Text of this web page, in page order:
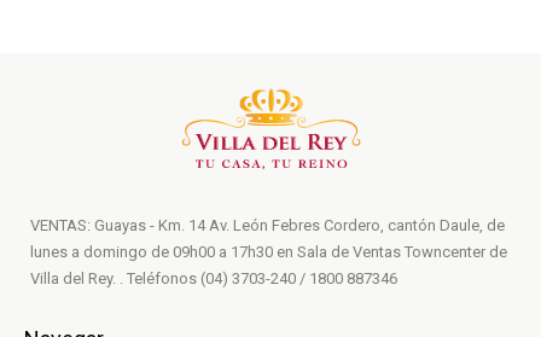
VENTAS: Guayas - Km. 14 Av. León Febres Cordero, cantón Daule, de
lunes a domingo de 09h00 a 17h30 en Sala de Ventas Towncenter de
Villa del Rey. . Teléfonos (04) 3703-240 / 1800 887346